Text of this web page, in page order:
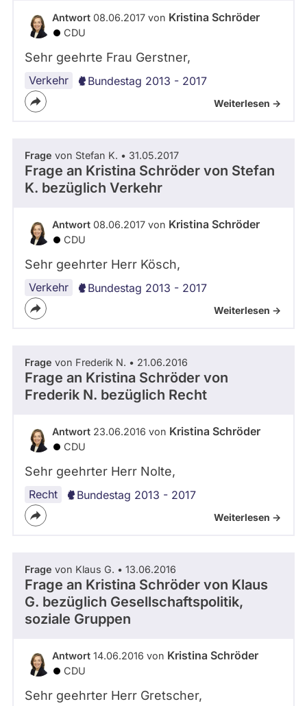
S
A
.
0
abgeordnetenwatch
befragt
werden.
Antwort 08.06.2017 von Kristina Schröder
CDU
Sehr geehrte Frau Gerstner,
Verkehr Bundestag 2013 - 2017
Weiterlesen ->
Frage von Stefan K. • 31.05.2017
Frage an Kristina Schröder von Stefan
K. bezüglich Verkehr
Antwort 08.06.2017 von Kristina Schröder
CDU
Sehr geehrter Herr Kösch,
Verkehr Bundestag 2013 - 2017
Weiterlesen ->
Frage von Frederik N. • 21.06.2016
Frage an Kristina Schröder von
Frederik N. bezüglich Recht
Antwort 23.06.2016 von Kristina Schröder
CDU
Sehr geehrter Herr Nolte,
Recht Bundestag 2013 - 2017
Weiterlesen ->
Frage von Klaus G. • 13.06.2016
Frage an Kristina Schröder von Klaus
G. bezüglich Gesellschaftspolitik,
soziale Gruppen
Antwort 14.06.2016 von Kristina Schröder
CDU
Sehr geehrter Herr Gretscher,